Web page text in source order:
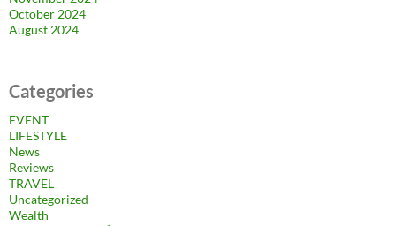
October 2024
August 2024
Categories
EVENT
LIFESTYLE
News
Reviews
TRAVEL
Uncategorized
Wealth